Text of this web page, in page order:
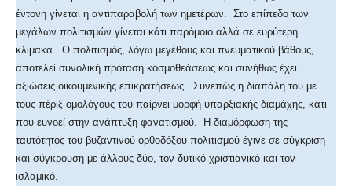
έντονη γίνεται η αντιπαραβολή των ημετέρων. Στο επίπεδο των
μεγάλων πολιτισμών γίνεται κάτι παρόμοιο αλλά σε ευρύτερη
κλίμακα. Ο πολιτισμός, λόγω μεγέθους και πνευματικού βάθους,
αποτελεί συνολική πρόταση κοσμοθεάσεως και συνήθως έχει
αξιώσεις οικουμενικής επικρατήσεως. Συνεπώς η διαπάλη του με
τους πέριξ ομολόγους του παίρνει μορφή υπαρξιακής διαμάχης, κάτι
που ευνοεί στην ανάπτυξη φανατισμού. Η διαμόρφωση της
ταυτότητος του βυζαντινού ορθοδόξου πολιτισμού έγινε σε σύγκριση
και σύγκρουση με άλλους δύο, τον δυτικό χριστιανικό και τον
ισλαμικό.